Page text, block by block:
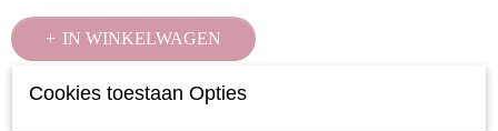
IN WINKELWAGEN
Cookies toestaan Opties